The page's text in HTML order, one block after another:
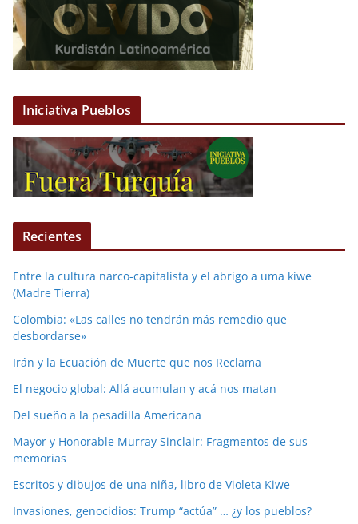
Iniciativa Pueblos
Recientes
Entre la cultura narco-capitalista y el abrigo a uma kiwe
(Madre Tierra)
Colombia: «Las calles no tendrán más remedio que
desbordarse»
Irán y la Ecuación de Muerte que nos Reclama
El negocio global: Allá acumulan y acá nos matan
Del sueño a la pesadilla Americana
Mayor y Honorable Murray Sinclair: Fragmentos de sus
memorias
Escritos y dibujos de una niña, libro de Violeta Kiwe
Invasiones, genocidios: Trump “actúa” … ¿y los pueblos?